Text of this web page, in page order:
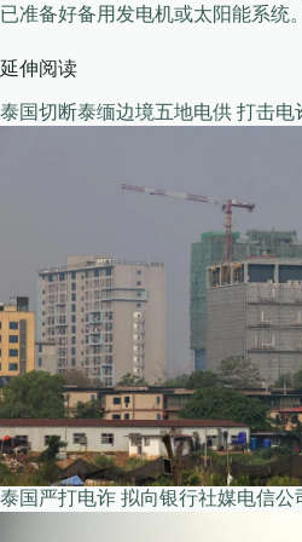
已准备好备用发电机或太阳能系统。
延伸阅读
泰国切断泰缅边境五地电供 打击电
泰国严打电诈 拟向银行社媒电信公